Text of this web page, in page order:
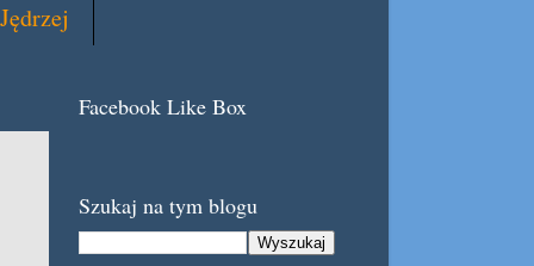
Facebook Like Box
Szukaj na tym blogu